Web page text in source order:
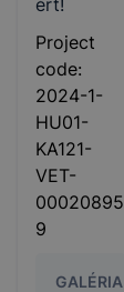
ért!
Project
code:
2024-1-
HU01-
KA121-
VET-
00020895
9
GALÉRIA